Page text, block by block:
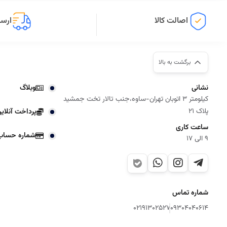
اصالت کالا
برگشت به بالا
نشانی
کیلومتر 3 اتوبان تهران-ساوه،جنب تالار تخت جمشید
پلاک 21
ساعت کاری
9 الی 17
شماره تماس
09304040614
02191302527
وبلاگ
پرداخت
شماره